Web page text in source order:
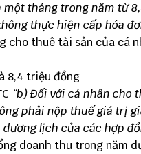
tháng trong năm từ
thực hiện cấp hóa
thuê tài sản của cá
8,4 triệu đồng
“b) Đối với cá nhân cho
phải nộp thuế giá trị
lịch của các hợp
doanh thu trong năm